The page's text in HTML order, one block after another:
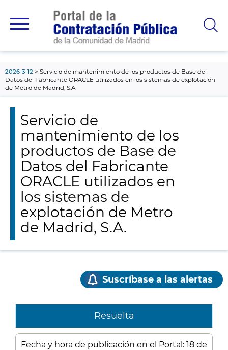
principal
2026-3-12
Servicio de mantenimiento de los productos de Base de
Datos del Fabricante ORACLE utilizados en los sistemas de explotación
de Metro de Madrid, S.A.
Servicio de
mantenimiento de los
productos de Base de
Datos del Fabricante
ORACLE utilizados en
los sistemas de
explotación de Metro
de Madrid, S.A.
Suscríbase a las alertas
Resuelta
Fecha y hora de publicación en el Portal: 18 de